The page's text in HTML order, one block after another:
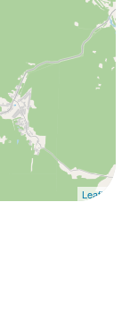
Leaflet